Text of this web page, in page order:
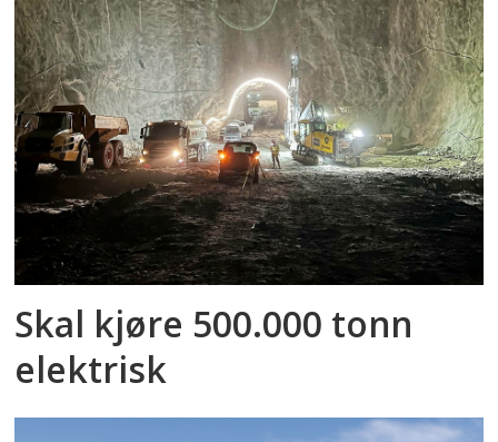
Skal kjøre 500.000 tonn
elektrisk